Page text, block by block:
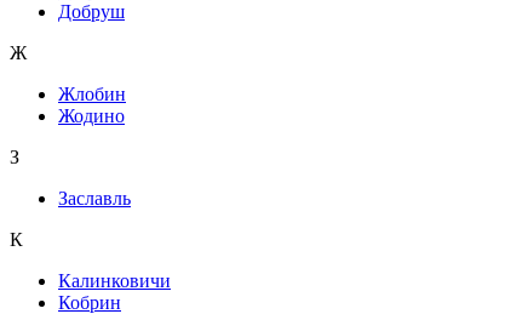
Добруш
Ж
Жлобин
Жодино
З
Заславль
К
Калинковичи
Кобрин